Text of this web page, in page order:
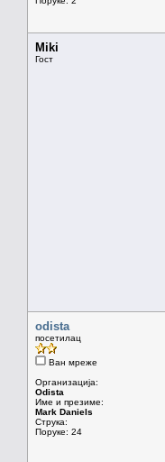
Miki
Гост
odista
посетилац
Ван мреже
Организација:
Odista
Име и презиме:
Mark Daniels
Струка:
Поруке: 24